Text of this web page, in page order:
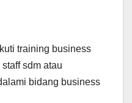
training business
sdm atau
bidang business